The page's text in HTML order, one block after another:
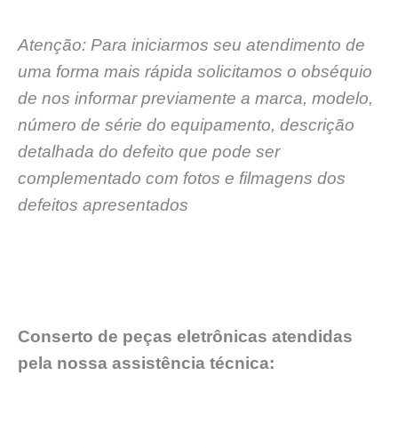
Atenção: Para iniciarmos seu atendimento de
uma forma mais rápida solicitamos o obséquio
de nos informar previamente a marca, modelo,
número de série do equipamento, descrição
detalhada do defeito que pode ser
complementado com fotos e filmagens dos
defeitos apresentados
Conserto de peças eletrônicas atendidas
pela nossa assistência técnica: